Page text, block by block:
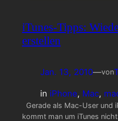
iTunes-Tipps:
erstellen
Jan. 13, 2010—von
in iPhone, Mac,
Gerade als Mac-User und
kommt man um iTunes